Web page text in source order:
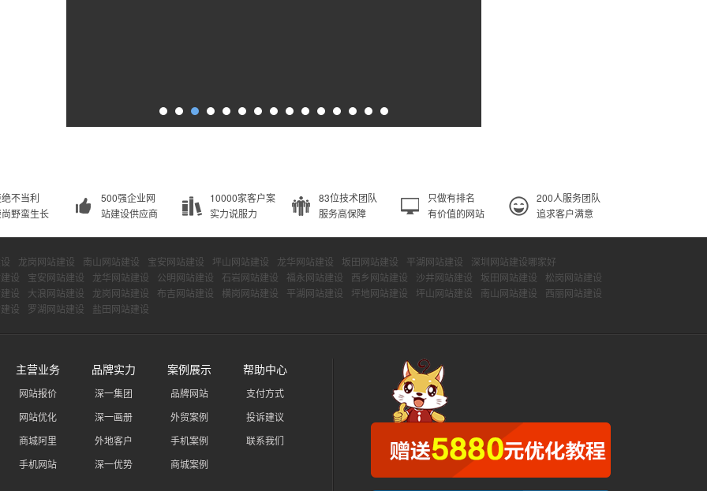
不当利
野蛮生长
500强企业网
站建设供应商
10000家客户案
实力说服力
83位技术团队
服务高保障
只做有排名
有价值的网站
200人服务团队
追求客户满意
龙岗网站建设 南山网站建设 宝安网站建设 坪山网站建设 龙华网站建设 坂田网站建设 平湖网站建设
深圳网站建设哪家好
设
宝安网站建设 龙华网站建设 公明网站建设 石岩网站建设 福永网站建设 西乡网站建设 沙井网站建设 坂田网站建设
松岗网站建设
设
大浪网站建设 龙岗网站建设 布吉网站建设 横岗网站建设 平湖网站建设 坪地网站建设 坪山网站建设 南山网站建设
西丽网站建设
设
罗湖网站建设 盐田网站建设
主营业务
网站报价
网站优化
商城阿里
手机网站
品牌实力
深一集团
深一画册
外地客户
深一优势
案例展示
品牌网站
外贸案例
手机案例
商城案例
帮助中心
支付方式
投诉建议
联系我们